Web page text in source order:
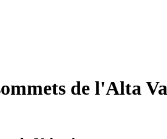
de l'Alta